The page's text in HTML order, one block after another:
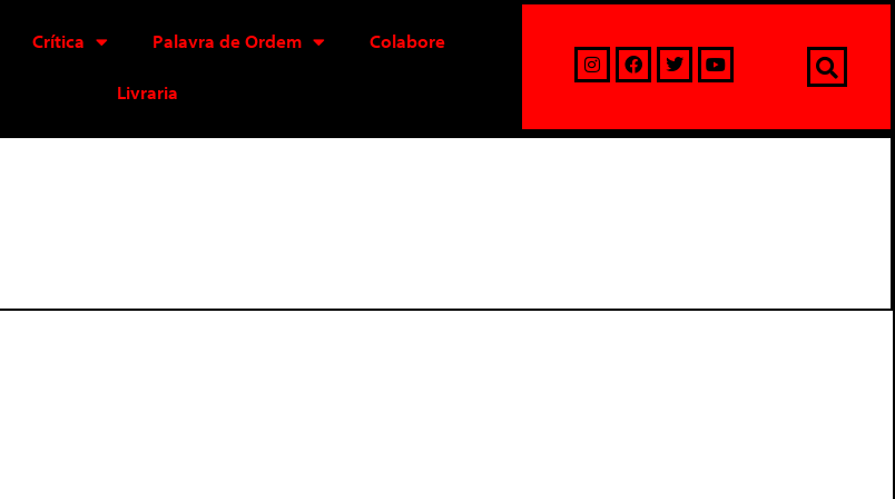
Crítica Palavra de Ordem Colabore
Livraria